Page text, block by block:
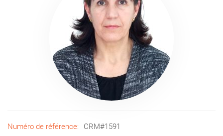
Numéro de référence:
CRM#1591